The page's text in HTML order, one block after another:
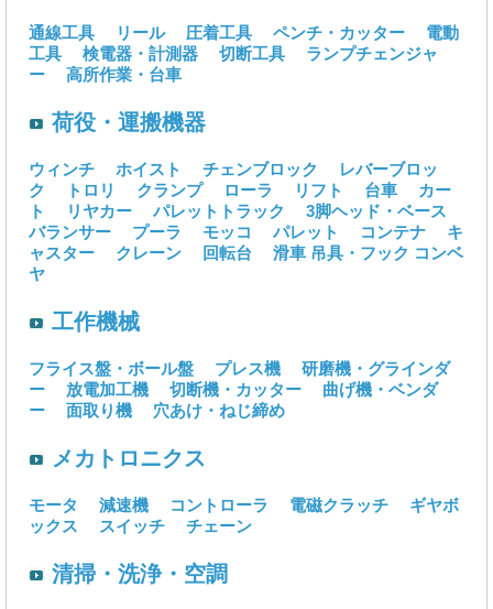
通線工具 リール 圧着工具 ペンチ・カッター
電動
工具
検電器・計測器 切断工具
ランプチェンジャ
ー
高所作業・台車
荷役・運搬機器
ウィンチ ホイスト チェンブロック
レバーブロッ
ク
トロリ クランプ ローラ リフト 台車
カー
ト
リヤカー パレットトラック
3脚ヘッド・ベース
バランサー
プーラ モッコ パレット コンテナ
キ
ャスター
クレーン 回転台 滑車 吊具・フック コンベ
ヤ
工作機械
フライス盤・ボール盤 プレス機
研磨機・グラインダ
ー
放電加工機 切断機・カッター
曲げ機・ベンダ
ー
面取り機 穴あけ・ねじ締め
メカトロニクス
モータ 減速機 コントローラ 電磁クラッチ
ギヤボ
ックス
スイッチ チェーン
清掃・洗浄・空調